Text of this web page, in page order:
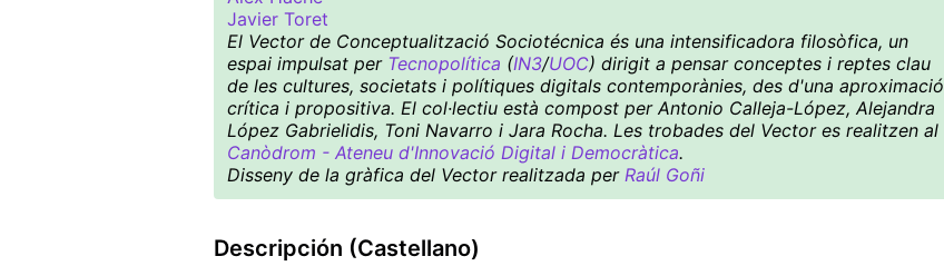
Javier Toret
El Vector de Conceptualització Sociotécnica és una intensificadora filosòfica, un
espai impulsat per Tecnopolítica (IN3/UOC) dirigit a pensar conceptes i reptes clau
de les cultures, societats i polítiques digitals contemporànies, des d'una aproximació
crítica i propositiva. El col·lectiu està compost per Antonio Calleja-López, Alejandra
López Gabrielidis, Toni Navarro i Jara Rocha. Les trobades del Vector es realitzen al
Canòdrom - Ateneu d'Innovació Digital i Democràtica.
Disseny de la gràfica del Vector realitzada per Raúl Goñi
Descripción (Castellano)